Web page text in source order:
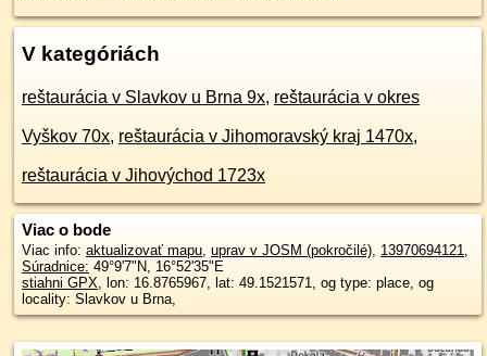
V kategóriách
reštaurácia v Slavkov u Brna 9x, reštaurácia v okres
Vyškov 70x, reštaurácia v Jihomoravský kraj 1470x,
reštaurácia v Jihovýchod 1723x
Viac o bode
Viac info: aktualizovať mapu, uprav v JOSM (pokročilé), 13970694121,
Súradnice: 49°9'7"N, 16°52'35"E
stiahni GPX, lon: 16.8765967, lat: 49.1521571, og type: place, og
locality: Slavkov u Brna,